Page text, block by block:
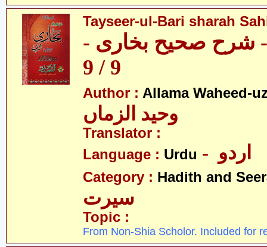
Tayseer-ul-Bari sharah
- شرح صحیح بخاری -
9 / 9
Author : Allama Waheed-
وحید الزماں
Translator :
Language : Urdu
Category : Hadith and
سیرت
Topic :
From Non-Shia Scholor. Included for